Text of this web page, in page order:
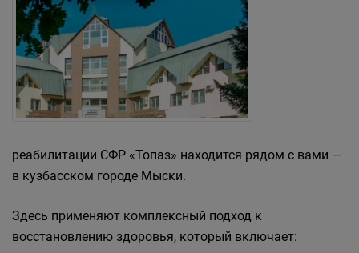
реабилитации СФР «Топаз» находится рядом с вами —
в кузбасском городе Мыски.
Здесь применяют комплексный подход к
восстановлению здоровья, который включает: